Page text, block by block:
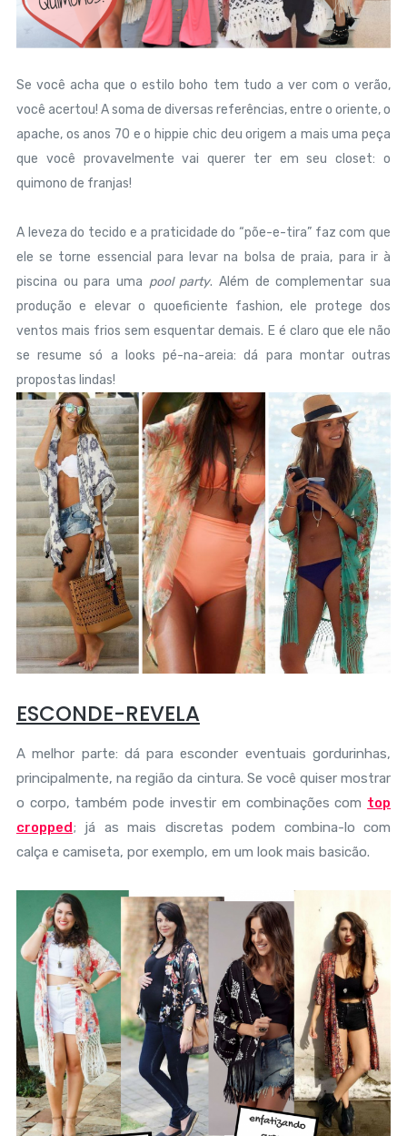
Se você acha que o estilo boho tem tudo a ver com o verão,
você acertou! A soma de diversas referências, entre o oriente, o
apache, os anos 70 e o hippie chic deu origem a mais uma peça
que você provavelmente vai querer ter em seu closet: o
quimono de franjas!
A leveza do tecido e a praticidade do “põe-e-tira” faz com que
ele se torne essencial para levar na bolsa de praia, para ir à
piscina ou para uma pool party. Além de complementar sua
produção e elevar o quoeficiente fashion, ele protege dos
ventos mais frios sem esquentar demais. E é claro que ele não
se resume só a looks pé-na-areia: dá para montar outras
propostas lindas!
ESCONDE-REVELA
A melhor parte: dá para esconder eventuais gordurinhas,
principalmente, na região da cintura. Se você quiser mostrar
o corpo, também pode investir em combinações com top
cropped; já as mais discretas podem combina-lo com
calça e camiseta, por exemplo, em um look mais basicão.